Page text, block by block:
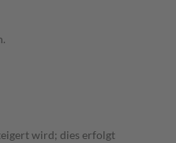
wird; dies erfolgt